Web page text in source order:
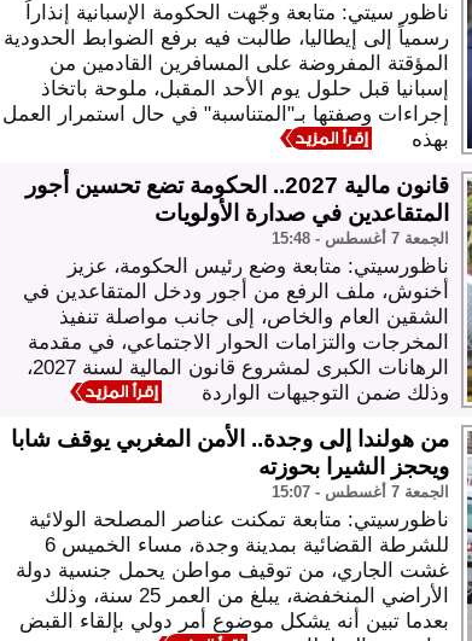
ناظور سيتي: متابعة وجّهت الحكومة الإسبانية إنذاراً
رسمياً إلى إيطاليا، طالبت فيه برفع الضوابط الحدودية
المؤقتة المفروضة على المسافرين القادمين من
إسبانيا قبل حلول يوم الأحد المقبل، ملوحة باتخاذ
إجراءات وصفتها بـ"المتناسبة" في حال استمرار العمل
بهذه
قانون مالية 2027.. الحكومة تضع تحسين أجور
المتقاعدين في صدارة الأولويات
الجمعة 7 أغسطس - 15:48
ناظورسيتي: متابعة وضع رئيس الحكومة، عزيز
أخنوش، ملف الرفع من أجور ودخل المتقاعدين في
الشقين العام والخاص، إلى جانب مواصلة تنفيذ
المخرجات والتزامات الحوار الاجتماعي، في مقدمة
الرهانات الكبرى لمشروع قانون المالية لسنة 2027،
وذلك ضمن التوجيهات الواردة
من هولندا إلى وجدة.. الأمن المغربي يوقف شابا
ويحجز الشيرا بحوزته
الجمعة 7 أغسطس - 15:07
ناظورسيتي: متابعة تمكنت عناصر المصلحة الولائية
للشرطة القضائية بمدينة وجدة، مساء الخميس 6
غشت الجاري، من توقيف مواطن يحمل جنسية دولة
الأراضي المنخفضة، يبلغ من العمر 25 سنة، وذلك
بعدما تبين أنه يشكل موضوع أمر دولي بإلقاء القبض